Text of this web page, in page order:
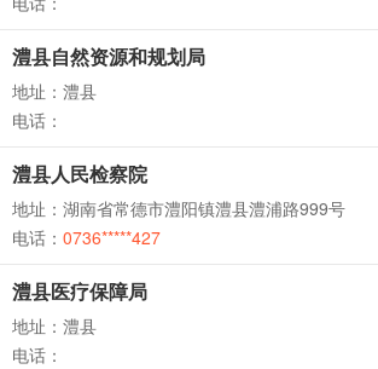
澧县自然资源和规划局
地址：澧县
电话：
澧县人民检察院
地址：湖南省常德市澧阳镇澧县澧浦路999号
电话： 0736*****427
澧县医疗保障局
地址：澧县
电话：